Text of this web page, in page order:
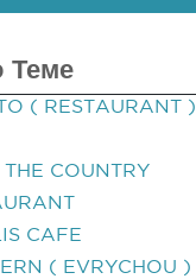
Теме
( RESTAURANT )
COUNTRY
CAFE
( EVRYCHOU )